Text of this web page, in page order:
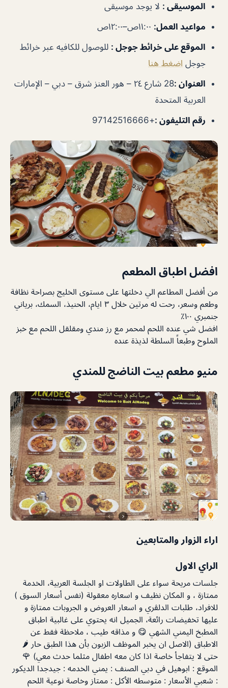
الموسيقى : لا يوجد موسيقى
مواعيد العمل:
الموقع على خرائط جوجل : للوصول للكافيه عبر خرائط
جوجل اضغط هنا
العنوان :
28 شارع ٢٤ – هور العنز شرق – دبي – الإمارات
العربية المتحدة
رقم التليفون :+97142516666
افضل اطباق المطعم
من أفضل المطاعم الي دخلتها على مستوى الخليج بصراحة نظافة
وطعم وسعر، رحت له مرتين خلال ٣ ايام، الحنيذ، السمك، برياني
جنمبري ١٠٠٪
افضل شي عنده اللحم لمحمر مع رز مندي ومقلقل اللحم مع خبز
الملوح وطبعاً السلطة لذيذة عنده
منيو مطعم بيت الناضج للمندي
اراء الزوار والمتابعين
الراي الاول
جلسات مريحة سواء على الطاولات او الجلسة العربية، الخدمة
ممتازة ، و المكان نظيف و اسعاره معقولة (نفس أسعار السوق )
للافراد، طلبات الدلڤري و اسعار العروض و الجروبات ممتازة و
عليها تخفيضات رائعة، الجميل انه يحتوي على غالبية اطباق
المطبخ اليمني الشهي 😋 و مذاقه طيب ، ملاحظة فقط عن
الاطباق (الاصل ان يخبر الموظف الزبون بأن هذا الطبق حار 🌶
حتى لا يتفاجأ خاصة اذا كان معه اطفال مثلما حدث معي) 🌹
الموقع : ابوهيل في دبي الصنف : يمني الخدمه : جيدجدا الديكور
: شعبي الأسعار : متوسطه الأكل : ممتاز وخاصة نوعية اللحم